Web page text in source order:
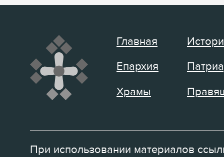
Главная
Епархия
Храмы
При использовании материалов